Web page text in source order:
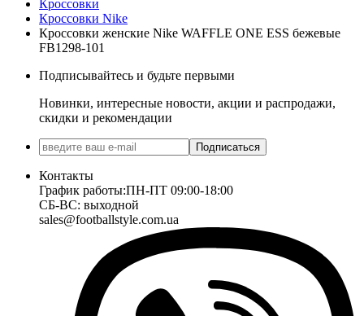
Кроссовки
Кроссовки Nike
Кроссовки женские Nike WAFFLE ONE ESS бежевые
FB1298-101
Подписывайтесь и будьте первыми
Новинки, интересные новости, акции и распродажи,
скидки и рекомендации
Подписаться
Контакты
График работы:ПН-ПТ 09:00-18:00
СБ-ВС: выходной
sales@footballstyle.com.ua